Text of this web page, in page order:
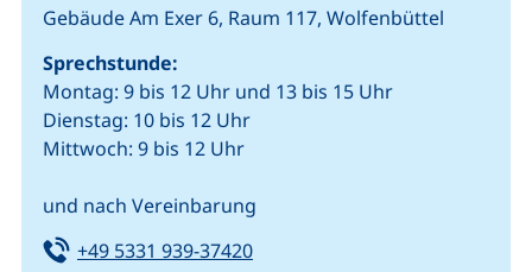
Gebäude Am Exer 6, Raum 117, Wolfenbüttel
Sprechstunde:
Montag: 9 bis 12 Uhr und 13 bis 15 Uhr
Dienstag: 10 bis 12 Uhr
Mittwoch: 9 bis 12 Uhr
und nach Vereinbarung
Tel:
+49 5331 939-37420(startet einen Telefonanruf,